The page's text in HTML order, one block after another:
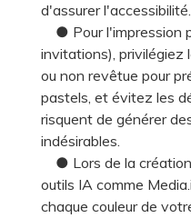
d'assurer l'accessibilité.
● Pour l'impression
invitations), privilégiez
ou non revêtue pour
pastels, et évitez les
risquent de générer
indésirables.
● Lors de la
outils IA comme
chaque couleur de